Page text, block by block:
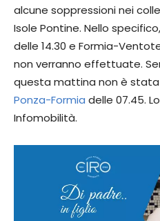
alcune soppressioni nei
Isole Pontine. Nello
delle 14.30 e Formia-
non verranno effettuate.
questa mattina non è
Ponza-Formia delle 07.45.
Infomobilità.